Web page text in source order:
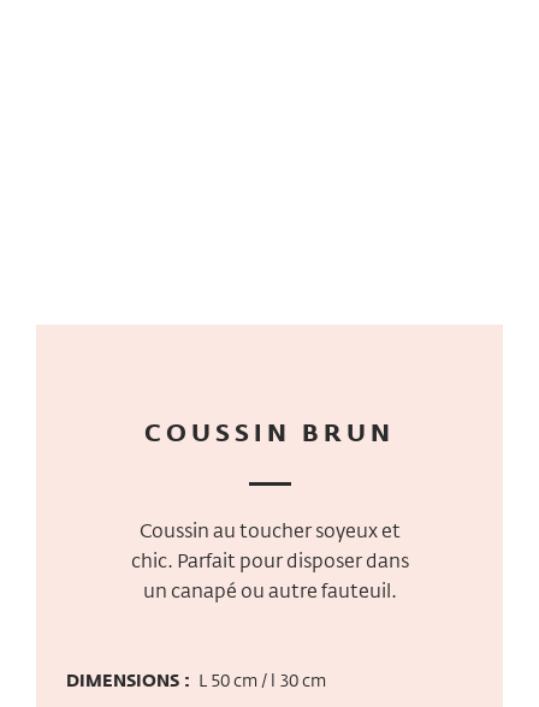
COUSSIN BRUN
Coussin au toucher soyeux et
chic. Parfait pour disposer dans
un canapé ou autre fauteuil.
DIMENSIONS : L 50 cm / l 30 cm